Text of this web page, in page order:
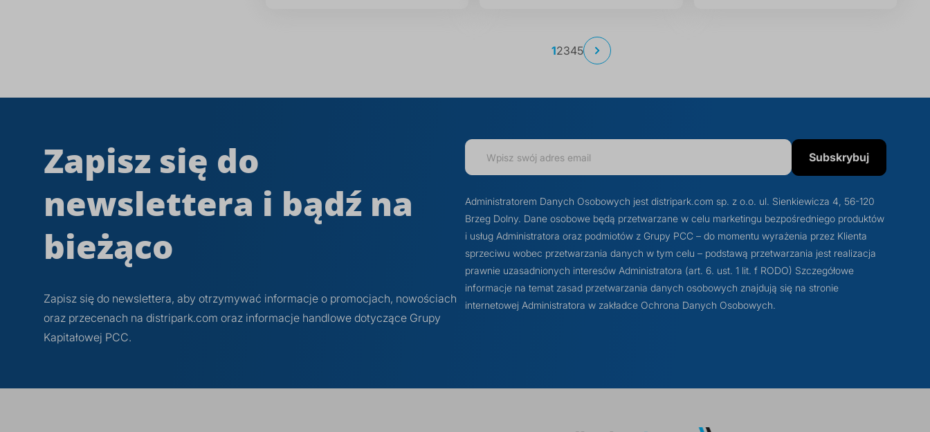
Strona
Aktualnie
1Strona
2Strona
3Strona
4Strona
5
Strona
Następne
Zapisz się do
newslettera i bądź na
bieżąco
Zapisz się do newslettera, aby otrzymywać informacje o promocjach, nowościach
oraz przecenach na distripark.com oraz informacje handlowe dotyczące Grupy
Kapitałowej PCC.
Subskrybuj
Administratorem Danych Osobowych jest distripark.com sp. z o.o. ul. Sienkiewicza 4, 56-120
Brzeg Dolny. Dane osobowe będą przetwarzane w celu marketingu bezpośredniego produktów
i usług Administratora oraz podmiotów z Grupy PCC – do momentu wyrażenia przez Klienta
sprzeciwu wobec przetwarzania danych w tym celu – podstawą przetwarzania jest realizacja
prawnie uzasadnionych interesów Administratora (art. 6. ust. 1 lit. f RODO) Szczegółowe
informacje na temat zasad przetwarzania danych osobowych znajdują się na stronie
internetowej Administratora w zakładce Ochrona Danych Osobowych.